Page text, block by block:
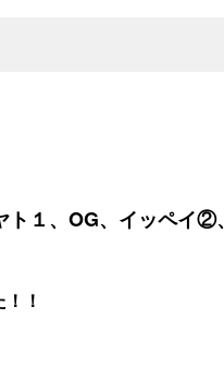
、OG、イッペイ②、
！